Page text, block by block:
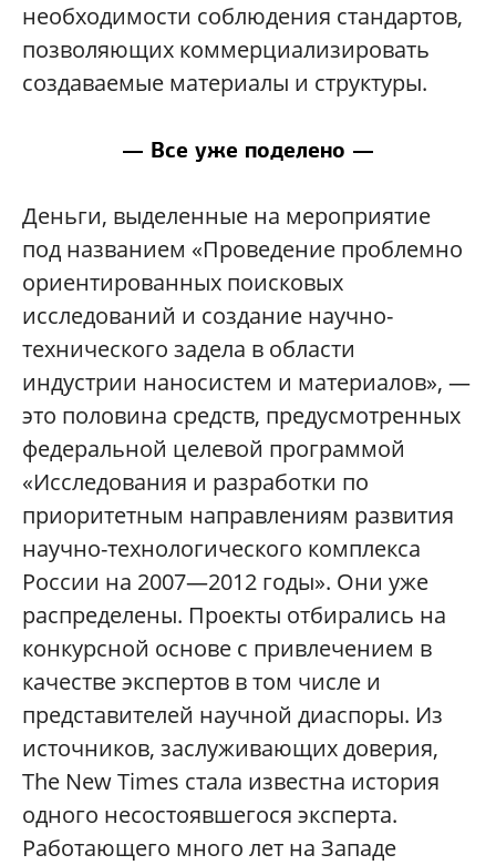
необходимости соблюдения стандартов,
позволяющих коммерциализировать
создаваемые материалы и структуры.
— Все уже поделено —
Деньги, выделенные на мероприятие
под названием «Проведение проблемно
ориентированных поисковых
исследований и создание научно-
технического задела в области
индустрии наносистем и материалов», —
это половина средств, предусмотренных
федеральной целевой программой
«Исследования и разработки по
приоритетным направлениям развития
научно-технологического комплекса
России на 2007—2012 годы». Они уже
распределены. Проекты отбирались на
конкурсной основе с привлечением в
качестве экспертов в том числе и
представителей научной диаспоры. Из
источников, заслуживающих доверия,
The New Times стала известна история
одного несостоявшегося эксперта.
Работающего много лет на Западе